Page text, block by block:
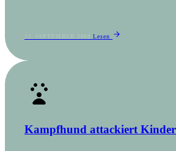
22. SEPTEMBER 2008Lesen
Kampfhund attackiert